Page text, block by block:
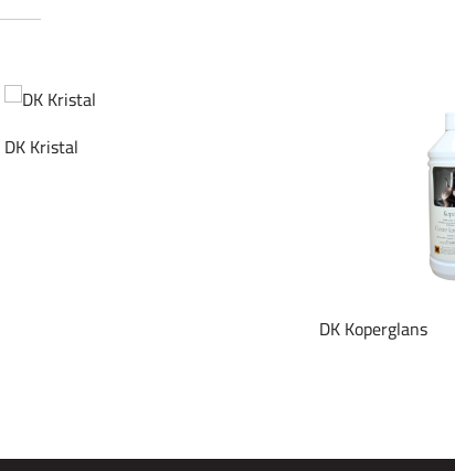
DK Kristal
DK Koperglans